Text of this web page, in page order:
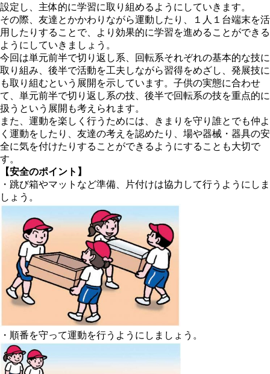
設定し、主体的に学習に取り組めるようにしていきます。
その際、友達とかかわりながら運動したり、１人１台端末を活
用したりすることで、より効果的に学習を進めることができる
ようにしていきましょう。
今回は単元前半で切り返し系、回転系それぞれの基本的な技に
取り組み、後半で活動を工夫しながら習得をめざし、発展技に
も取り組むという展開を示しています。子供の実態に合わせ
て、単元前半で切り返し系の技、後半で回転系の技を重点的に
扱うという展開も考えられます。
また、運動を楽しく行うためには、きまりを守り誰とでも仲よ
く運動をしたり、友達の考えを認めたり、場や器械・器具の安
全に気を付けたりすることができるようにすることも大切で
す。
【安全のポイント】
・跳び箱やマットなど準備、片付けは協力して行うようにしま
しょう。
・順番を守って運動を行うようにしましょう。